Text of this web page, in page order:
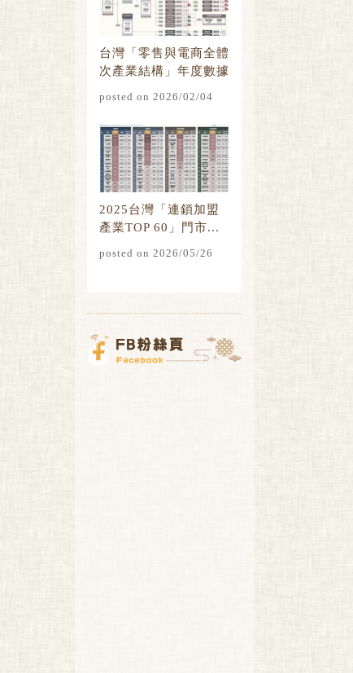
台灣「零售與電商全體
次產業結構」年度數據
posted on 2026/02/04
2025台灣「連鎖加盟
產業TOP 60」門市...
posted on 2026/05/26